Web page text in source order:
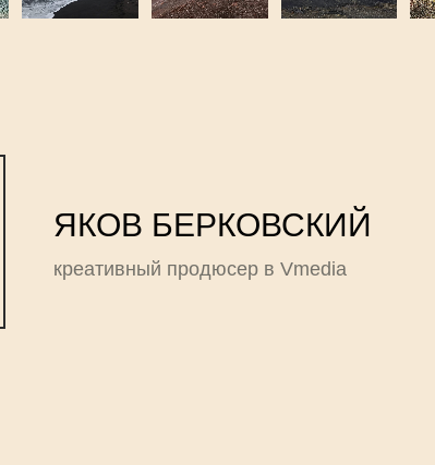
ЯКОВ БЕРКОВСКИЙ
креативный продюсер в Vmedia